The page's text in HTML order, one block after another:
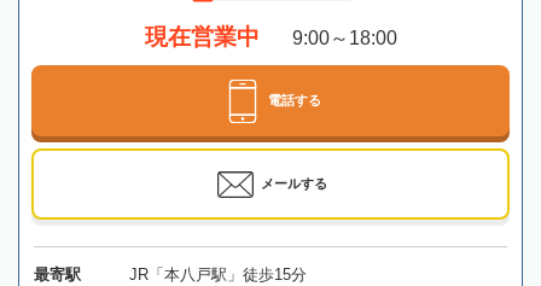
現在営業中 9:00～18:00
電話する
メールする
最寄駅 JR「本八戸駅」徒歩15分